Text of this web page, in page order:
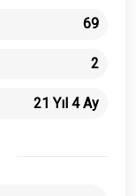
69
2
21 Yıl 4 Ay